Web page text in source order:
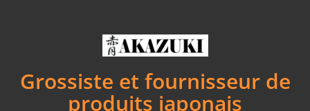
Grossiste et fournisseur de
produits japonais